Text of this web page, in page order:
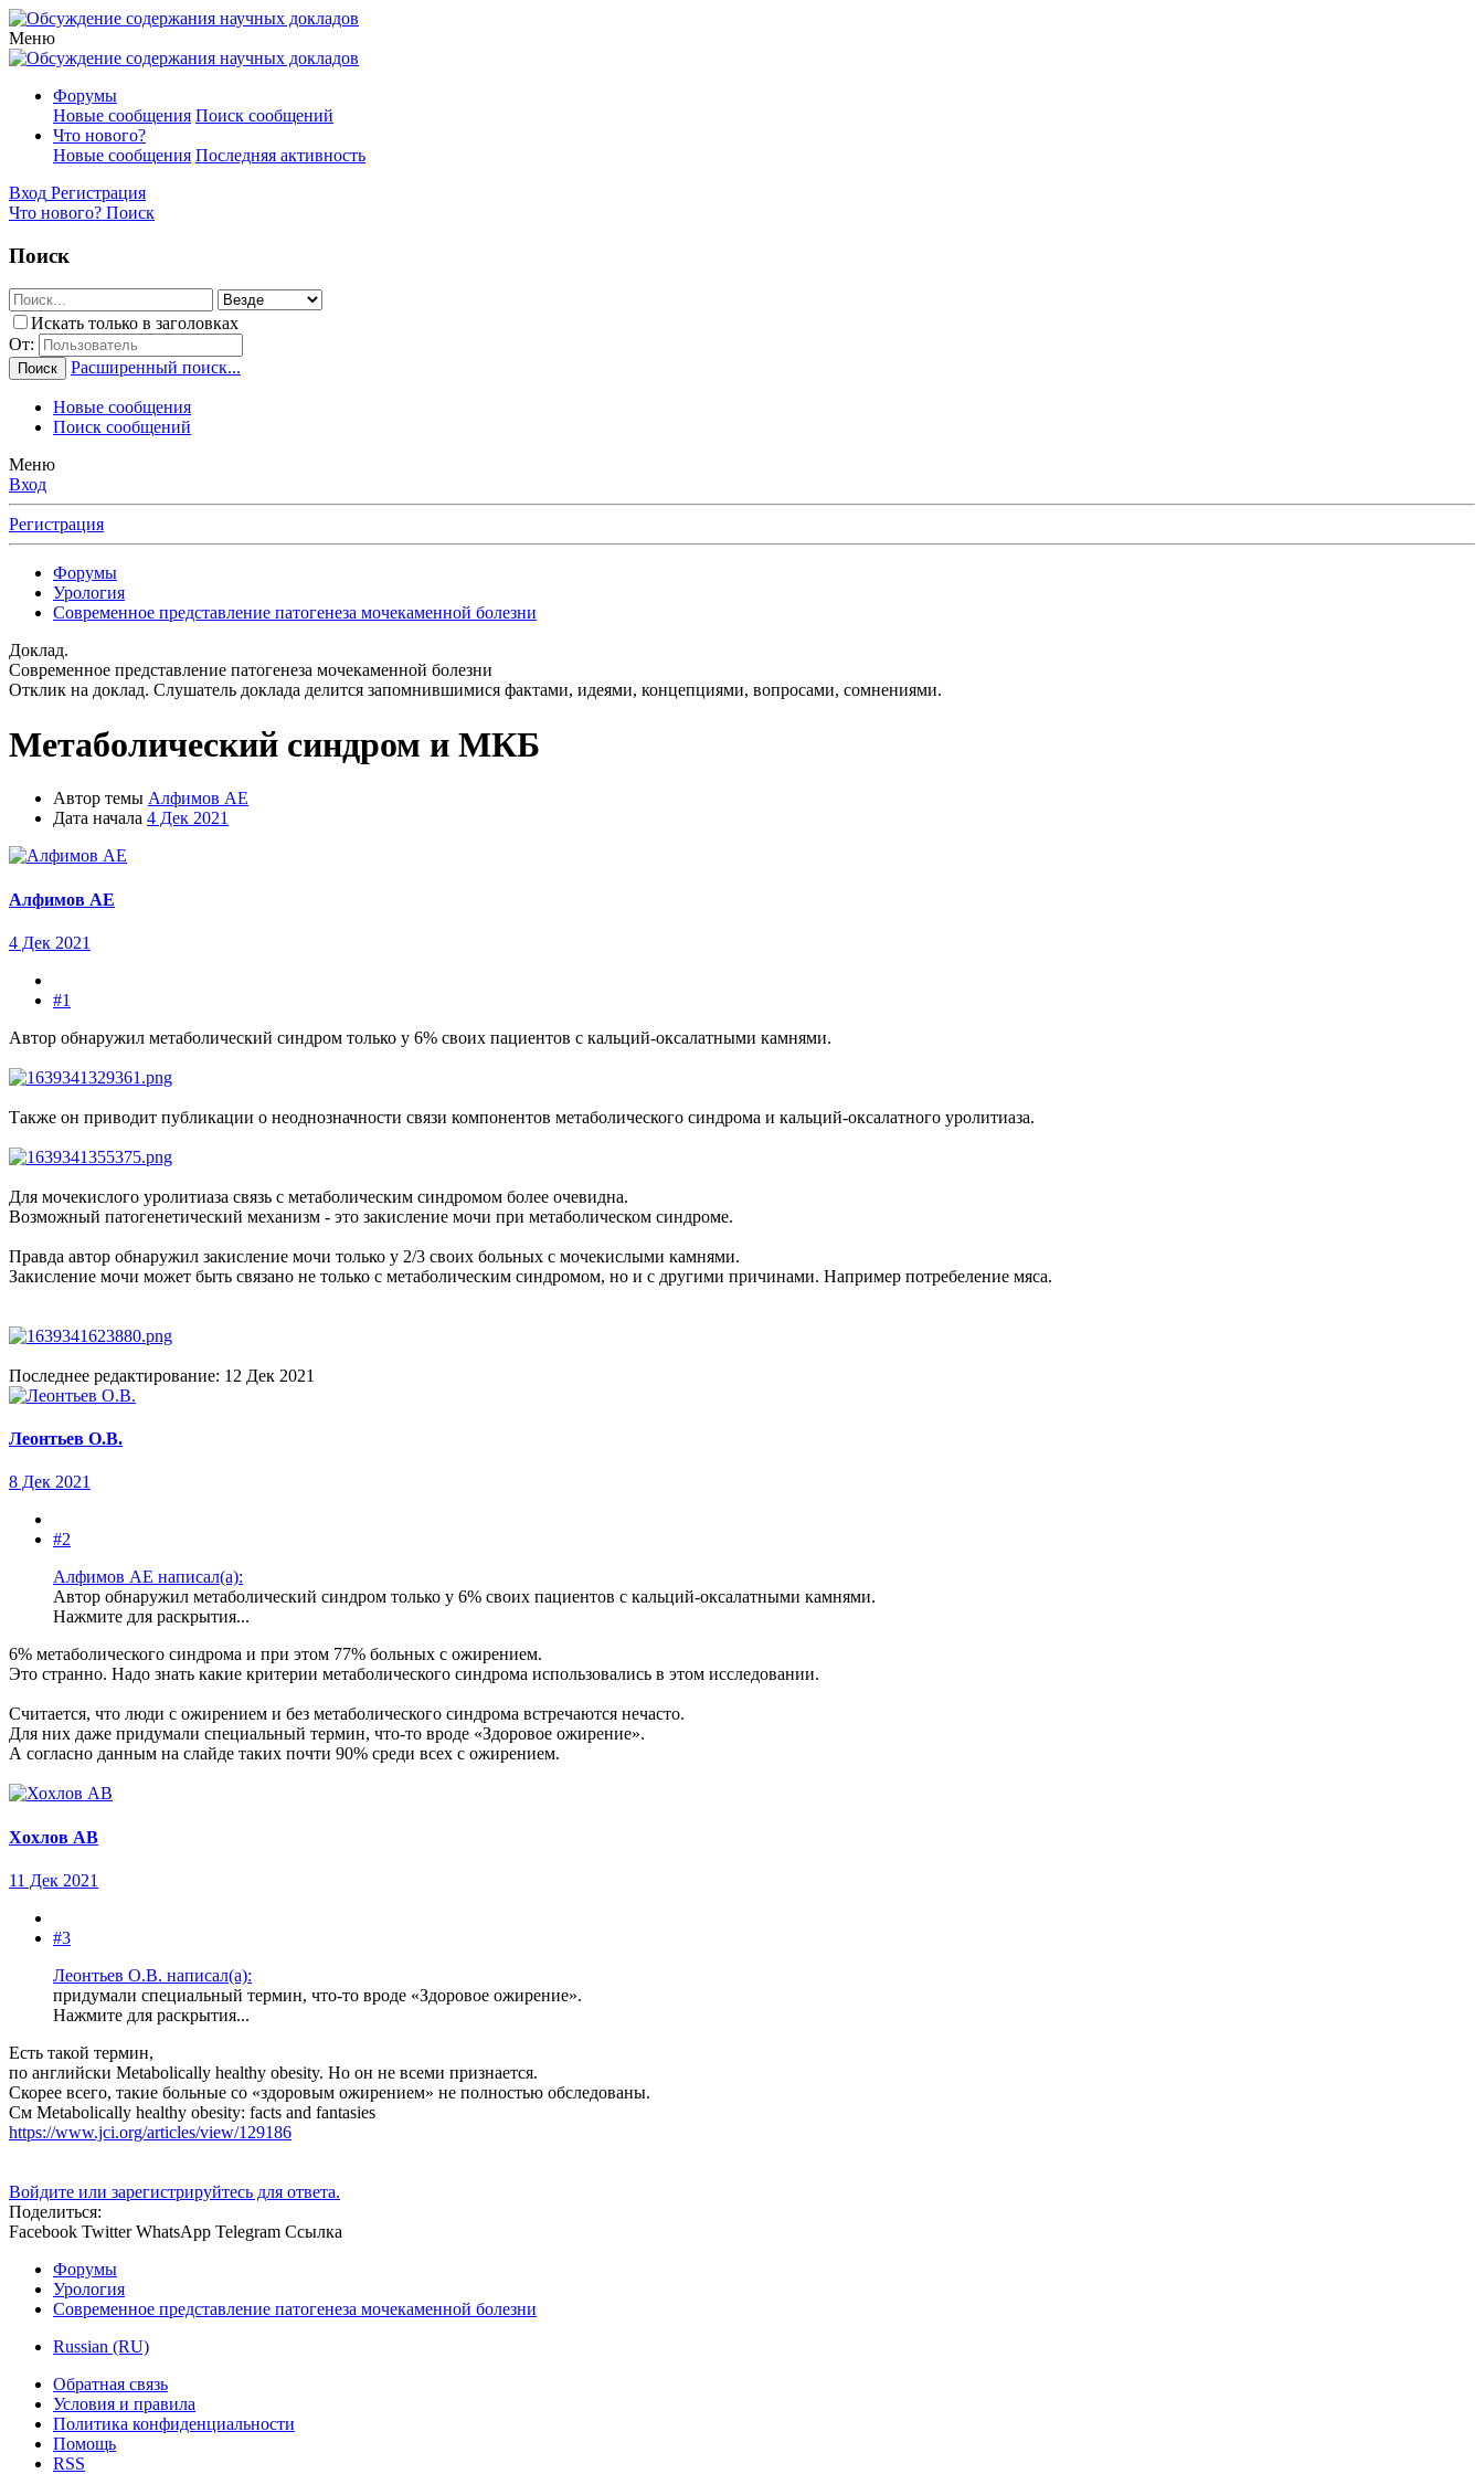
Меню
Форумы
Новые сообщения Поиск сообщений
Что нового?
Новые сообщения Последняя активность
Вход Регистрация
Что нового? Поиск
Поиск
Искать только в заголовках
От:
Поиск Расширенный поиск...
Новые сообщения
Поиск сообщений
Меню
Вход
Регистрация
Форумы
Урология
Современное представление патогенеза мочекаменной болезни
Доклад.
Современное представление патогенеза мочекаменной болезни
Отклик на доклад. Слушатель доклада делится запомнившимися фактами, идеями, концепциями, вопросами, сомнениями.
Метаболический синдром и МКБ
Автор темы Алфимов АЕ
Дата начала 4 Дек 2021
Алфимов АЕ
4 Дек 2021
#1
Автор обнаружил метаболический синдром только у 6% своих пациентов с кальций-оксалатными камнями.
Также он приводит публикации о неоднозначности связи компонентов метаболического синдрома и кальций-оксалатного уролитиаза.
Для мочекислого уролитиаза связь с метаболическим синдромом более очевидна.
Возможный патогенетический механизм - это закисление мочи при метаболическом синдроме.
Правда автор обнаружил закисление мочи только у 2/3 своих больных с мочекислыми камнями.
Закисление мочи может быть связано не только с метаболическим синдромом, но и с другими причинами. Например потребеление мяса.
Последнее редактирование: 12 Дек 2021
Леонтьев О.В.
8 Дек 2021
#2
Алфимов АЕ написал(а):
Автор обнаружил метаболический синдром только у 6% своих пациентов с кальций-оксалатными камнями.
Нажмите для раскрытия...
6% метаболического синдрома и при этом 77% больных с ожирением.
Это странно. Надо знать какие критерии метаболического синдрома использовались в этом исследовании.
Считается, что люди с ожирением и без метаболического синдрома встречаются нечасто.
Для них даже придумали специальный термин, что-то вроде «Здоровое ожирение».
А согласно данным на слайде таких почти 90% среди всех с ожирением.
Хохлов АВ
11 Дек 2021
#3
Леонтьев О.В. написал(а):
придумали специальный термин, что-то вроде «Здоровое ожирение».
Нажмите для раскрытия...
Есть такой термин,
по английски Metabolically healthy obesity. Но он не всеми признается.
Скорее всего, такие больные со «здоровым ожирением» не полностью обследованы.
См Metabolically healthy obesity: facts and fantasies
https://www.jci.org/articles/view/129186
Войдите или зарегистрируйтесь для ответа.
Поделиться:
Facebook Twitter WhatsApp Telegram Ссылка
Форумы
Урология
Современное представление патогенеза мочекаменной болезни
Russian (RU)
Обратная связь
Условия и правила
Политика конфиденциальности
Помощь
RSS